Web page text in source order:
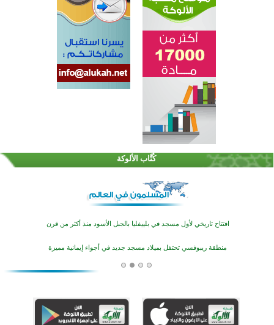
كُتَّاب الألوكة
اختتام الدورة التاسعة لمسابقة حفظ وتلاوة القرآن الكريم في أزناكاييف
تيسليتش تختتم برنامجا تعليميا لتعزيز القيم وبناء الشخصية للشباب المسلمين
اختتام منافسات قرآنية متميزة في بنغلاديش بمشاركة 3000 متسابق
أكبر مشروع إسلامي في ريف أستراليا يفتتح أبوابه بعد سنوات من العمل والعطاء
اختتام الدورة التاسعة لمسابقة حفظ وتلاوة القرآن الكريم في أزناكاييف